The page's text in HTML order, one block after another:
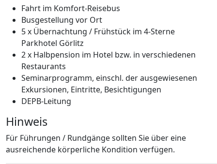
Fahrt im Komfort-Reisebus
Busgestellung vor Ort
5 x Übernachtung / Frühstück im 4-Sterne
Parkhotel Görlitz
2 x Halbpension im Hotel bzw. in verschiedenen
Restaurants
Seminarprogramm, einschl. der ausgewiesenen
Exkursionen, Eintritte, Besichtigungen
DEPB-Leitung
Hinweis
Für Führungen / Rundgänge sollten Sie über eine
ausreichende körperliche Kondition verfügen.